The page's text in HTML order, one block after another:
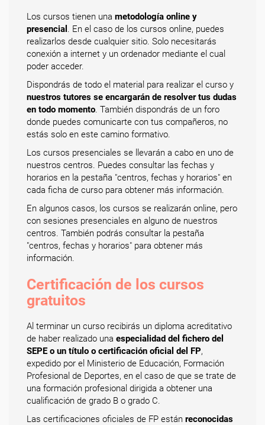
Los cursos tienen una metodología online y
presencial . En el caso de los cursos online, puedes
realizarlos desde cualquier sitio. Solo necesitarás
conexión a internet y un ordenador mediante el cual
poder acceder.
Dispondrás de todo el material para realizar el curso y
nuestros tutores se encargarán de resolver tus dudas
en todo momento. También dispondrás de un foro
donde puedes comunicarte con tus compañeros, no
estás solo en este camino formativo.
Los cursos presenciales se llevarán a cabo en uno de
nuestros centros. Puedes consultar las fechas y
horarios en la pestaña "centros, fechas y horarios" en
cada ficha de curso para obtener más información.
En algunos casos, los cursos se realizarán online, pero
con sesiones presenciales en alguno de nuestros
centros. También podrás consultar la pestaña
"centros, fechas y horarios" para obtener más
información.
Certificación de los cursos
gratuitos
Al terminar un curso recibirás un diploma acreditativo
de haber realizado una especialidad del fichero del
SEPE o un título o certificación oficial del FP,
expedido por el Ministerio de Educación, Formación
Profesional de Deportes, en el caso de que se trate de
una formación profesional dirigida a obtener una
cualificación de grado B o grado C.
Las certificaciones oficiales de FP están reconocidas